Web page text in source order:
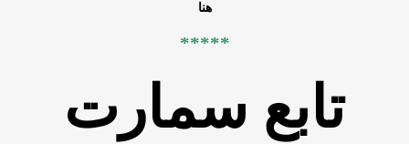
هنا
*****
تابع سمارت